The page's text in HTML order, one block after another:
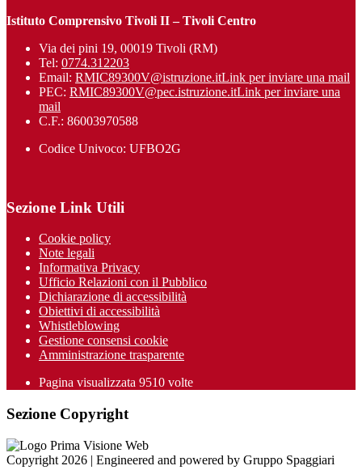
Istituto Comprensivo Tivoli II – Tivoli Centro
Via dei pini 19, 00019 Tivoli (RM)
Tel: 0774.312203
Email: RMIC89300V@istruzione.itLink per inviare una mail
PEC: RMIC89300V@pec.istruzione.itLink per inviare una
mail
C.F.: 86003970588
Codice Univoco: UFBO2G
Sezione Link Utili
Cookie policy
Note legali
Informativa Privacy
Ufficio Relazioni con il Pubblico
Dichiarazione di accessibilità
Obiettivi di accessibilità
Whistleblowing
Gestione consensi cookie
Amministrazione trasparente
Pagina visualizzata 9510 volte
Sezione Copyright
Copyright 2026 | Engineered and powered by Gruppo Spaggiari